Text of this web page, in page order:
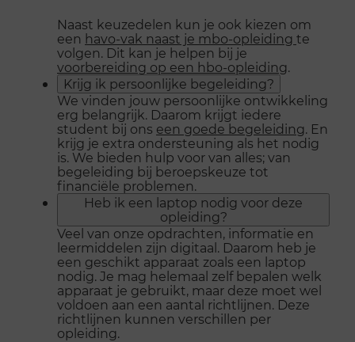
Naast keuzedelen kun je ook kiezen om
een havo-vak naast je mbo-opleiding te
volgen. Dit kan je helpen bij je
voorbereiding op een hbo-opleiding.
Krijg ik persoonlijke begeleiding?
We vinden jouw persoonlijke ontwikkeling
erg belangrijk. Daarom krijgt iedere
student bij ons een goede begeleiding. En
krijg je extra ondersteuning als het nodig
is. We bieden hulp voor van alles; van
begeleiding bij beroepskeuze tot
financiële problemen.
Heb ik een laptop nodig voor deze
opleiding?
Veel van onze opdrachten, informatie en
leermiddelen zijn digitaal. Daarom heb je
een geschikt apparaat zoals een laptop
nodig. Je mag helemaal zelf bepalen welk
apparaat je gebruikt, maar deze moet wel
voldoen aan een aantal richtlijnen. Deze
richtlijnen kunnen verschillen per
opleiding.